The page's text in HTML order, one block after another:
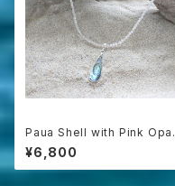
Paua Shell with Pink Opal
*sv925*
¥6,800